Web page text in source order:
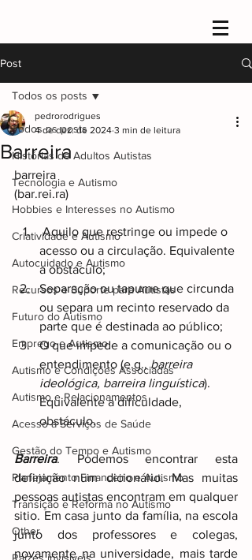
Post
Todos os posts
Histórias de Adultos Autistas
Tecnologia e Autismo
Hobbies e Interesses no Autismo
Criatividade e Autismo
Autocuidado e Autismo
Recursos e Suporte para Autistas
Futuro do Autismo
Emprego e Autismo
Autismo e Condições Associadas
Autismo e Relacionamentos
Acesso a Serviços de Saúde
Gestão do Tempo e Autismo
Planejamento Financeiro e Autismo
Transição e Reforma no Autismo
Other
Todos os posts
Barreira
pedrorodrigues
4 de dez. de 2024 3 min de leitura
barreira
(bar.rei.ra)
Aquilo que restringe ou impede o
acesso ou a circulação. Equivalente
a obstáculo;
Separação ou tapume que circunda
ou separa um recinto reservado da
parte que é destinada ao público;
O que impede a comunicação ou o
entendimento (e.g., barreira
ideológica, barreira linguística).
Equivalente a dificuldade,
obstáculo.
Barreira. Podemos encontrar esta
definição num dicionário. Mas muitas
pessoas autistas encontram em qualquer
sitio. Em casa junto da família, na escola
junto dos professores e colegas,
novamente na universidade, mais tarde